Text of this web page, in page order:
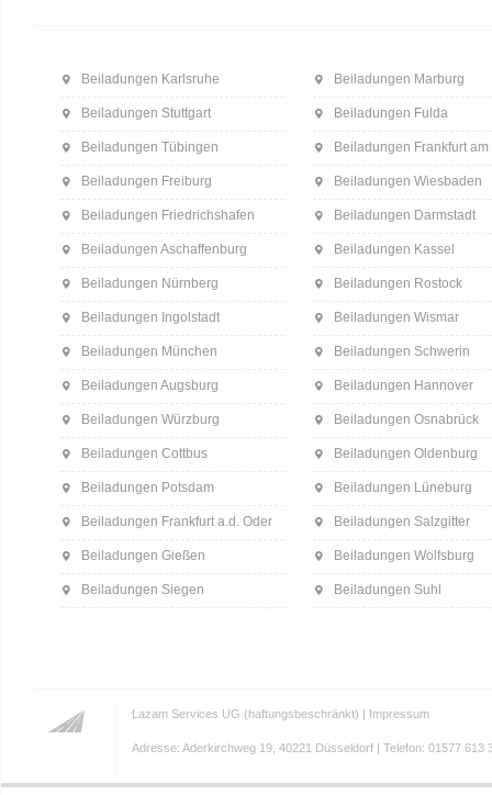
Beiladungen Karlsruhe
Beiladungen Stuttgart
Beiladungen Tübingen
Beiladungen Freiburg
Beiladungen Friedrichshafen
Beiladungen Aschaffenburg
Beiladungen Nürnberg
Beiladungen Ingolstadt
Beiladungen München
Beiladungen Augsburg
Beiladungen Würzburg
Beiladungen Cottbus
Beiladungen Potsdam
Beiladungen Frankfurt a.d. Oder
Beiladungen Gießen
Beiladungen Siegen
Beiladungen Marburg
Beiladungen Fulda
Beiladungen Frankfurt am
Beiladungen Wiesbaden
Beiladungen Darmstadt
Beiladungen Kassel
Beiladungen Rostock
Beiladungen Wismar
Beiladungen Schwerin
Beiladungen Hannover
Beiladungen Osnabrück
Beiladungen Oldenburg
Beiladungen Lüneburg
Beiladungen Salzgitter
Beiladungen Wolfsburg
Beiladungen Suhl
Lazam Services UG (haftungsbeschränkt) | Impressum
Adresse: Aderkirchweg 19, 40221 Düsseldorf | Telefon: 01577